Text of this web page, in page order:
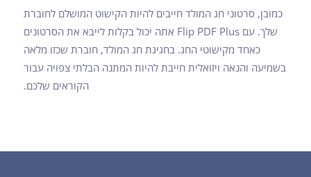
כמובן, סרטוני חג המולד חייבים להיות הקישוט המושלם לחוברת
שלך. עם Flip PDF Plus אתה יכול בקלות לייבא את הסרטונים
כאחד מקישוטי החג. בחגיגת חג המולד, חוברת שכזו מלאה
בשמיעה והנאה ויזואלית חייבת להיות המתנה הבלתי צפויה עבור
הקוראים שלכם.